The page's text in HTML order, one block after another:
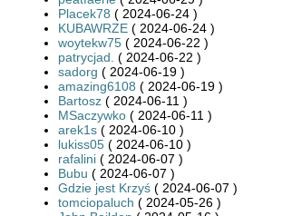
Placek78 ( 2024-06-24 )
KUBAWRZE ( 2024-06-24 )
woytekw75 ( 2024-06-22 )
patrycjad. ( 2024-06-22 )
sadorg ( 2024-06-19 )
amazing6108 ( 2024-06-19 )
Bartosz ( 2024-06-11 )
MSaczywko ( 2024-06-11 )
arek1s ( 2024-06-10 )
lukiss05 ( 2024-06-10 )
rafalini ( 2024-06-07 )
Bubu ( 2024-06-07 )
Gdzie jest Krzyś ( 2024-06-07 )
tomciopaluch ( 2024-05-26 )